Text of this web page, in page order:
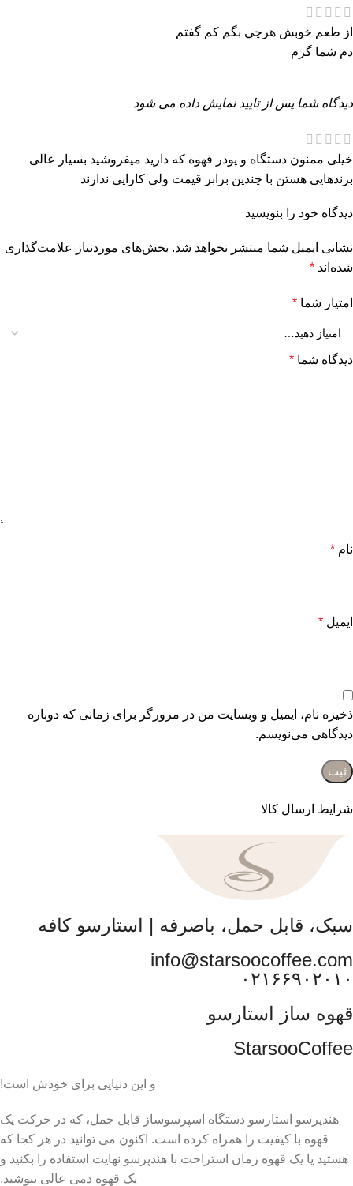
از طعم خوبش هرچي بگم كم گفتم
دم شما گرم
دیدگاه شما پس از تایید نمایش داده می شود
خیلی ممنون دستگاه و پودر قهوه که دارید میفروشید بسیار عالی
برندهایی هستن با چندین برابر قیمت ولی کارایی ندارند
دیدگاه خود را بنویسید
نشانی ایمیل شما منتشر نخواهد شد. بخش‌های موردنیاز علامت‌گذاری
شده‌اند *
امتیاز شما *
دیدگاه شما *
نام *
ایمیل *
ذخیره نام، ایمیل و وبسایت من در مرورگر برای زمانی که دوباره
دیدگاهی می‌نویسم.
شرایط ارسال کالا
سبک، قابل حمل، باصرفه | استارسو کافه
info@starsoocoffee.com
۰۲۱۶۶۹۰۲۰۱۰
قهوه ساز استارسو
StarsooCoffee
و این دنیایی برای خودش است!
هندپرسو استارسو دستگاه اسپرسوساز قابل حمل، که در حرکت یک
قهوه با کیفیت را همراه کرده است. اکنون می توانید در هر کجا که
هستید یا یک قهوه زمان استراحت با هندپرسو نهایت استفاده را بکنید و
یک قهوه دمی عالی بنوشید.